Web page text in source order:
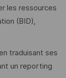
les ressources
(BID),
traduisant ses
un reporting